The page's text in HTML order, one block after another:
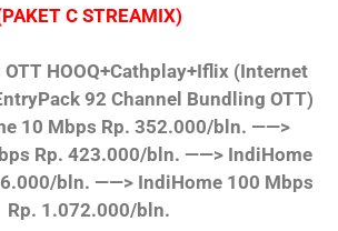
C STREAMIX)
HOOQ+Cathplay+Iflix (Internet
92 Channel Bundling OTT)
10 Mbps Rp. 352.000/bln. ——>
Rp. 423.000/bln. ——> IndiHome
bln. ——> IndiHome 100 Mbps
Rp. 1.072.000/bln.